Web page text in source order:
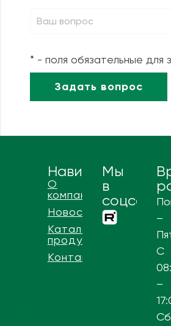
* - поля обязательные для
Навигация
О
компании
Новости
Каталог
продукции
Контакты
Мы
в
соцсетях
–
С
–
Сб